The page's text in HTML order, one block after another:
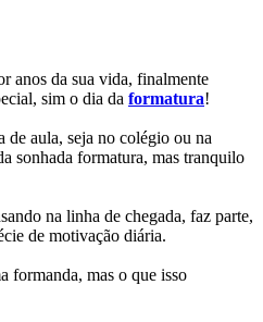
anos da sua vida, finalmente
sim o dia da formatura!
aula, seja no colégio ou na
sonhada formatura, mas tranquilo
na linha de chegada, faz parte,
de motivação diária.
formanda, mas o que isso